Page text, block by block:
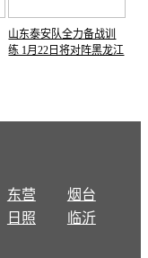
山东泰安队全力备战训
练 1月22日将对阵黑龙江
东营
烟台
日照
临沂